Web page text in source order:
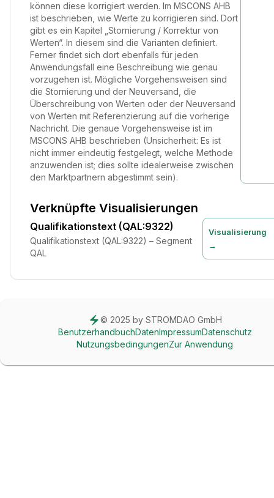
können diese korrigiert werden. Im MSCONS AHB
ist beschrieben, wie Werte zu korrigieren sind. Dort
gibt es ein Kapitel „Stornierung / Korrektur von
Werten“. In diesem sind die Varianten definiert.
Ferner findet sich dort ebenfalls für jeden
Anwendungsfall eine Beschreibung wie genau
vorzugehen ist. Mögliche Vorgehensweisen sind
die Stornierung und der Neuversand, die
Überschreibung von Werten oder der Neuversand
von Werten mit Referenzierung auf die vorherige
Nachricht. Die genaue Vorgehensweise ist im
MSCONS AHB beschrieben (Unsicherheit: Es ist
nicht immer eindeutig festgelegt, welche Methode
anzuwenden ist; dies sollte idealerweise zwischen
den Marktpartnern abgestimmt sein).
Verknüpfte Visualisierungen
Qualifikationstext (QAL:9322)
Qualifikationstext (QAL:9322) – Segment
QAL
Visualisierung
→
© 2025 by STROMDAO GmbH
BenutzerhandbuchDatenImpressumDatenschutz
NutzungsbedingungenZur Anwendung